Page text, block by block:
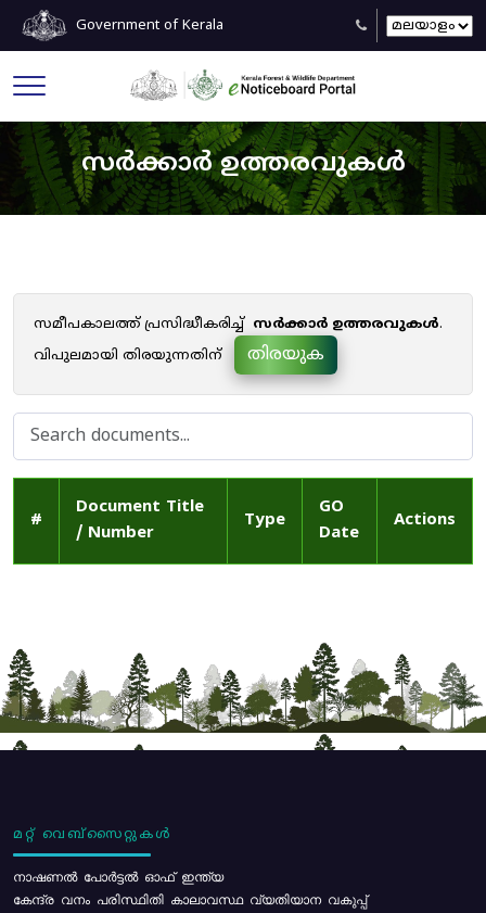
Government of Kerala
സർക്കാർ ഉത്തരവുകൾ
സമീപകാലത്ത് പ്രസിദ്ധീകരിച്ച് സർക്കാർ ഉത്തരവുകൾ.
വിപുലമായി തിരയുന്നതിന്
തിരയുക
#
Document Title
/ Number
Type
GO
Date
Actions
മറ്റ് വെബ്സൈറ്റുകൾ
നാഷണൽ പോർട്ടൽ ഓഫ് ഇന്ത്യ
കേന്ദ്ര വനം പരിസ്ഥിതി കാലാവസ്ഥ വ്യതിയാന വകുപ്പ്